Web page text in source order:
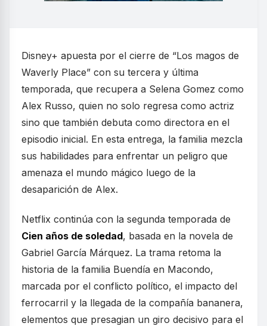
Disney+ apuesta por el cierre de “Los magos de
Waverly Place” con su tercera y última
temporada, que recupera a Selena Gomez como
Alex Russo, quien no solo regresa como actriz
sino que también debuta como directora en el
episodio inicial. En esta entrega, la familia mezcla
sus habilidades para enfrentar un peligro que
amenaza el mundo mágico luego de la
desaparición de Alex.
Netflix continúa con la segunda temporada de
Cien años de soledad, basada en la novela de
Gabriel García Márquez. La trama retoma la
historia de la familia Buendía en Macondo,
marcada por el conflicto político, el impacto del
ferrocarril y la llegada de la compañía bananera,
elementos que presagian un giro decisivo para el